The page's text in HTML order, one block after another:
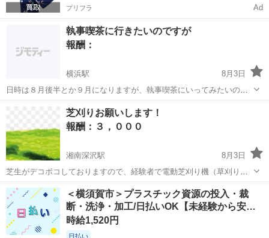
プリフラ Ad
執事喫茶に行きたいのですが
報酬：
横浜駅
8月3日
日時は８月後半とか９月になりますが、執事喫茶にいってみたいので
す。ただ、勝手がわからず、システムもわからず、素人です。 詳しい
かた教えて下さい。 あるいは同行して下さい。 費用は各自でそれぞれ
支払い、その後は考えましょう。女...
横浜市 横浜駅 手伝って/助けて
芝刈りお願いします！
報酬：３，０００
湘南深沢駅
8月3日
芝生がデコボコしておりますので、経験者で電動芝刈り機（草刈り機
ではない）をお持ちの方、お待ちしております。
神奈川 鎌倉市 湘南深沢駅 手伝って/助けて
＜横須賀市＞プラスチック資源の投入・裁
断・洗浄・加工/日払いOK【未経験から安…
時給1,520円
日払い